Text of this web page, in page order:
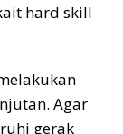
hard skill
Agar
gerak